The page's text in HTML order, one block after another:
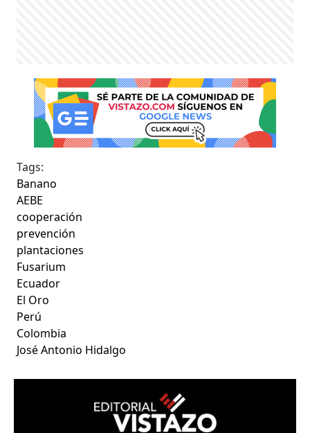
Tags:
Banano
AEBE
cooperación
prevención
plantaciones
Fusarium
Ecuador
El Oro
Perú
Colombia
José Antonio Hidalgo